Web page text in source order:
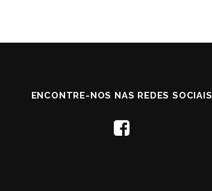
ENCONTRE-NOS NAS REDES SOCIAIS